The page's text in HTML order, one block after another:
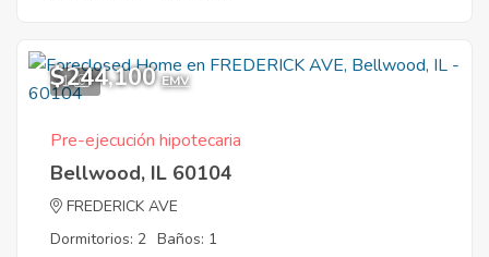
1
$244,100 EMV
Pre-ejecución hipotecaria
Bellwood, IL 60104
FREDERICK AVE
Dormitorios: 2 Baños: 1